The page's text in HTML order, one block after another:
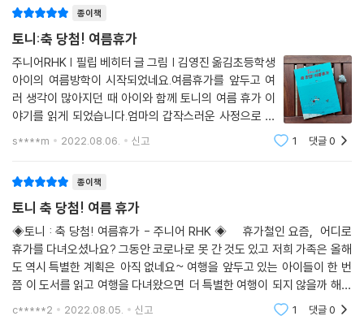
에서 『토니:축 당첨! 여름휴가』는 끝나지 않을 것 같았던 팬데믹을 지나 엔
데믹을 맞이하는 첫 여름, 지금 우리에게 의미 있는 그래픽노블이 되어 줄
것이다.
종이책
토니:축 당첨! 여름휴가
주니어RHK | 필립 베히터 글 그림 | 김영진 옮김초등학생
아이의 여름방학이 시작되었네요.여름휴가를 앞두고 여
러 생각이 많아지던 때 아이와 함께 토니의 여름 휴가 이
야기를 읽게 되었습니다.엄마의 갑작스러운 사정으로 여
름 휴가를 갈 수 없다는 이야기를 들은 토니는 엄마를 설
s****m 2022.08.06. 신고 1 댓글0
종이책
토니 축 당첨! 여름 휴가
◈토니 : 축 당첨! 여름휴가 - 주니어 RHK ◈ 휴가철인 요즘, 어디로
휴가를 다녀오셨나요? 그동안 코로나로 못 간 것도 있고 저희 가족은 올해
도 역시 특별한 계획은 아직 없네요~ 여행을 앞두고 있는 아이들이 한 번
쯤 이 도서를 읽고 여행을 다녀왔으면 더 특별한 여행이 되지 않을까 해서
추천합니다~ 토니는 4월 어느 날 엄마로부터 청천벽력 같은
c*****2 2022.08.05. 신고 1 댓글0